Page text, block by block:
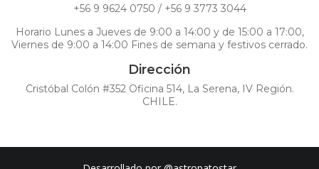
+56 9 9624 0750 / +56 9 3773 3044
Horario Lunes a Jueves de 9:00 a 14:00 y de 15:00 a 17:00,
Viernes de 9:00 a 14:00 Fines de semana y festivos cerrado.
Dirección
Cristóbal Colón #352 Oficina 514, La Serena, IV Región.
CHILE.